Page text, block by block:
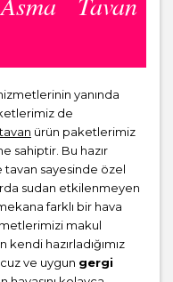
yanında
de
ürün paketlerimiz
sahiptir. Bu hazır
sayesinde özel
sudan etkilenmeyen
farklı bir hava
makul
hazırladığımız
ve uygun gergi